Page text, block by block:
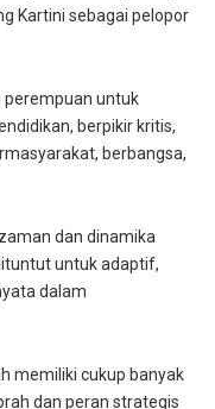
Kartini sebagai pelopor
perempuan untuk
berpikir kritis,
berbangsa,
dan dinamika
untuk adaptif,
dalam
memiliki cukup banyak
dan peran strategis